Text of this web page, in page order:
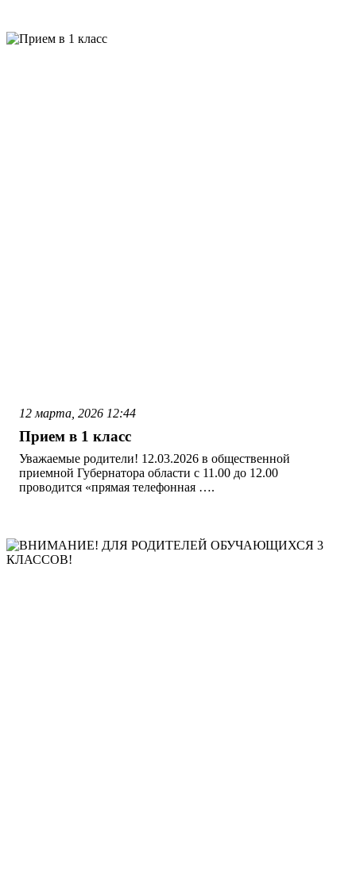
12 марта, 2026 12:44
Прием в 1 класс
Уважаемые родители! 12.03.2026 в общественной
приемной Губернатора области с 11.00 до 12.00
проводится «прямая телефонная ….